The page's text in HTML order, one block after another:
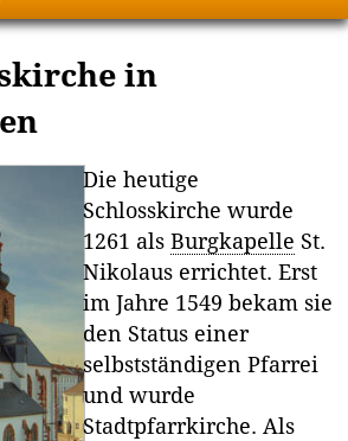
in
Die heutige
Schlosskirche wurde
1261 als Burgkapelle St.
Nikolaus errichtet. Erst
im Jahre 1549 bekam sie
den Status einer
selbstständigen Pfarrei
und wurde
Stadtpfarrkirche. Als